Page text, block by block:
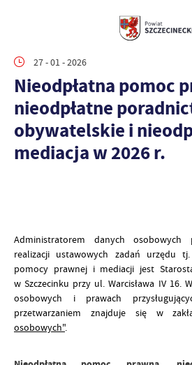
27 - 01 - 2026
Nieodpłatna pomoc
nieodpłatne
obywatelskie i
mediacja w 2026 r.
Administratorem danych osobowych
realizacji ustawowych zadań urzędu
pomocy prawnej i mediacji jest
w Szczecinku przy ul. Warcisława IV 16.
osobowych i prawach
przetwarzaniem znajduje się w
osobowych".